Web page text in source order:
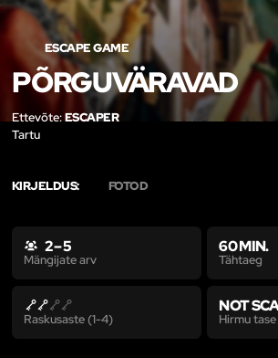
ESCAPE GAME
PÕRGUVÄRAVAD
Ettevõte:ESCAPER
Tartu
KIRJELDUS: FOTOD
2 – 5
Mängijate arv
60 MIN.
Tähtaeg
Raskusaste (1-4)
NOT
Hirmu tase